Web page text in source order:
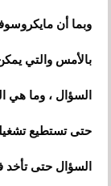
بالأمس والتي
السؤال ، وما
حتى تستطيع
السؤال حتى